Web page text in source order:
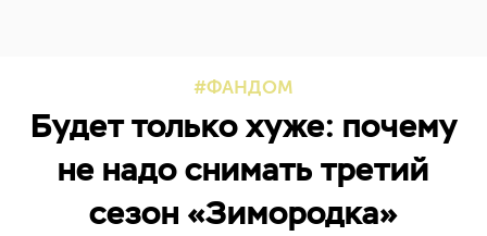
ФАНДОМ
Будет только хуже: почему
не надо снимать третий
сезон «Зимородка»